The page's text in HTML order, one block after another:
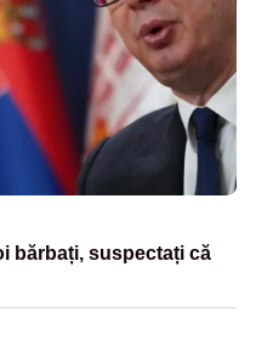
bărbați, suspectați că